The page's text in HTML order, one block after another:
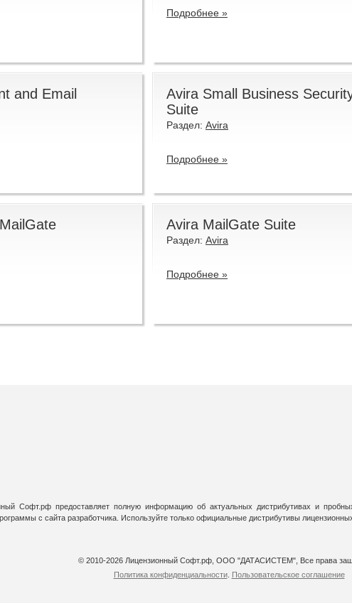
Подробнее »
and Email
Avira Small Business
Suite
Раздел: Avira
Подробнее »
Avira MailGate Suite
Раздел: Avira
Подробнее »
Софт.рф предоставляет полную информацию об актуальных дистрибутивах и
с сайта разработчика. Используйте только официальные дистрибутивы
© 2010-2026 Лицензионный Софт.рф, ООО "ДАТАСИСТЕМ", Все права
Политика конфиденциальности. Пользовательское соглашение